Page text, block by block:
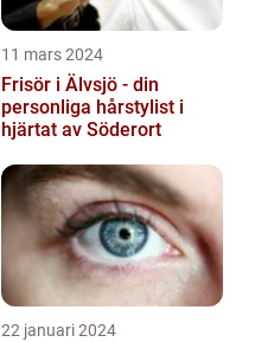
11 mars 2024
Frisör i Älvsjö - din
personliga hårstylist i
hjärtat av Söderort
22 januari 2024